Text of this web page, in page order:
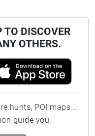
TO DISCOVER
OTHERS.
hunts, POI maps...
guide you.